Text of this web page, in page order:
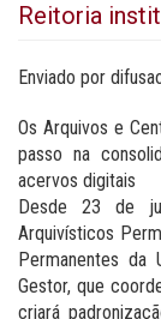
Reitoria
Enviado por
Os Arquivos e
passo na
acervos digitais
Desde 23 de
Arquivísticos
Permanentes da
Gestor, que
criará